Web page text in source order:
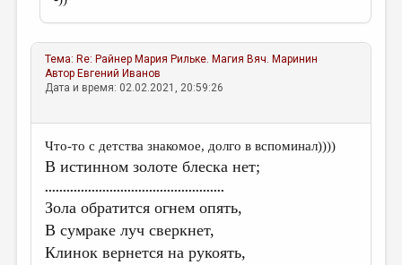
Тема: Re: Райнер Мария Рильке. Магия Вяч. Маринин
Автор Евгений Иванов
Дата и время: 02.02.2021, 20:59:26
Что-то с детства знакомое, долго в вспоминал))))
В истинном золоте блеска нет;
..................................................
Зола обратится огнем опять,
В сумраке луч сверкнет,
Клинок вернется на рукоять,